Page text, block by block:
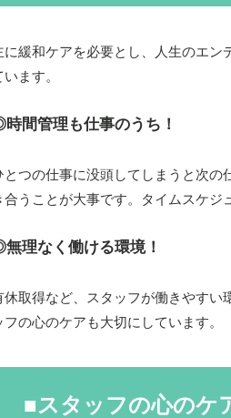
に緩和ケアを必要とし、人生のエ
います。
間管理も仕事のうち！
とつの仕事に没頭してしまうと次の
合うことが大事です。タイムスケジ
理なく働ける環境！
休取得など、スタッフが働きやすい
フの心のケアも大切にしています。
■スタッフの心のケ